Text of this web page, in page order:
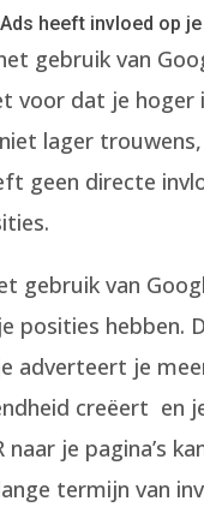
heeft invloed op
gebruik van
voor dat je hoger
lager
geen directe
gebruik van
posities hebben.
adverteert je
creëert en
naar je pagina’s
termijn van